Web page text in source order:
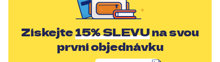
Získejte15% SLEVUna svou
první objednávku